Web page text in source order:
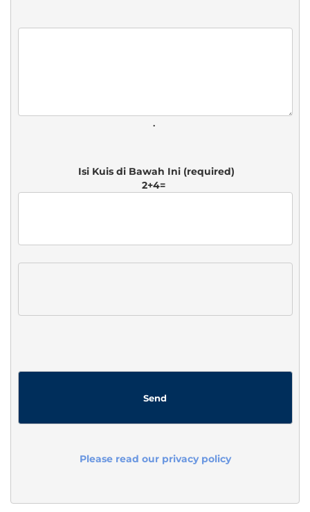
.
2+4=
Please read our privacy policy